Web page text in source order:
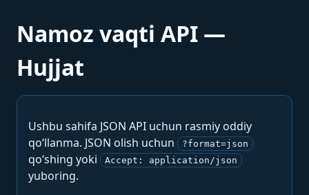
Namoz vaqti API —
Hujjat
Ushbu sahifa JSON API uchun rasmiy oddiy
qo‘llanma. JSON olish uchun
?format=json
qo‘shing yoki Accept: application/json
yuboring.